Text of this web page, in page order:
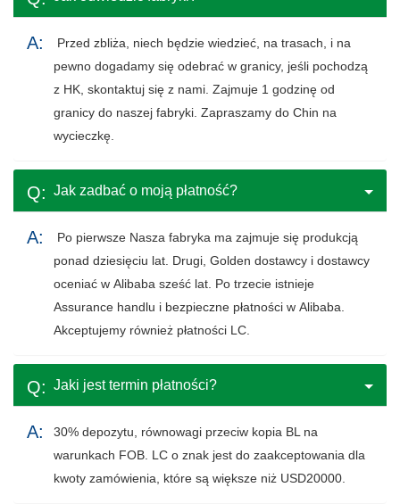
Przed zbliża, niech będzie wiedzieć, na trasach, i na
pewno dogadamy się odebrać w granicy, jeśli pochodzą
z HK, skontaktuj się z nami. Zajmuje 1 godzinę od
granicy do naszej fabryki. Zapraszamy do Chin na
wycieczkę.
Jak zadbać o moją płatność?
Po pierwsze Nasza fabryka ma zajmuje się produkcją
ponad dziesięciu lat. Drugi, Golden dostawcy i dostawcy
oceniać w Alibaba sześć lat. Po trzecie istnieje
Assurance handlu i bezpieczne płatności w Alibaba.
Akceptujemy również płatności LC.
Jaki jest termin płatności?
30% depozytu, równowagi przeciw kopia BL na
warunkach FOB. LC o znak jest do zaakceptowania dla
kwoty zamówienia, które są większe niż USD20000.